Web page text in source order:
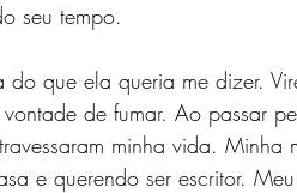
seu tempo.
que ela queria me dizer.
de fumar. Ao passar
minha vida.
e querendo ser escritor.